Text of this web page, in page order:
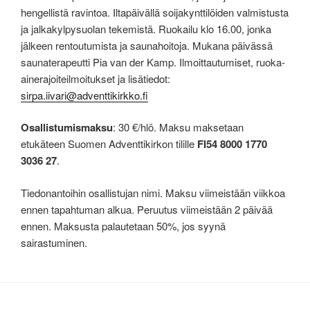
hengellistä ravintoa. Iltapäivällä soijakynttilöiden valmistusta
ja jalkakylpysuolan tekemistä. Ruokailu klo 16.00, jonka
jälkeen rentoutumista ja saunahoitoja. Mukana päivässä
saunaterapeutti Pia van der Kamp. Ilmoittautumiset, ruoka-
ainerajoiteilmoitukset ja lisätiedot:
sirpa.iivari@adventtikirkko.fi
Osallistumismaksu: 30 €/hlö. Maksu maksetaan
etukäteen Suomen Adventtikirkon tilille FI54 8000 1770
3036 27.
Tiedonantoihin osallistujan nimi. Maksu viimeistään viikkoa
ennen tapahtuman alkua. Peruutus viimeistään 2 päivää
ennen. Maksusta palautetaan 50%, jos syynä
sairastuminen.